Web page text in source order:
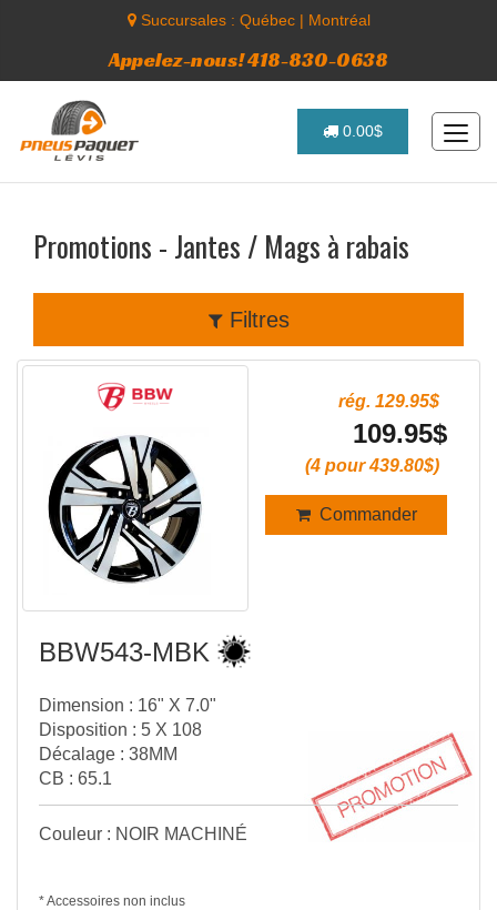
Succursales : Québec| Montréal
Appelez-nous! 418-830-0638
0.00$
Promotions - Jantes / Mags à rabais
Filtres
rég. 129.95$
109.95$
(4 pour 439.80$)
Commander
BBW543-MBK
Dimension : 16" X 7.0"
Disposition : 5 X 108
Décalage : 38MM
CB : 65.1
Couleur : NOIR MACHINÉ
* Accessoires non inclus